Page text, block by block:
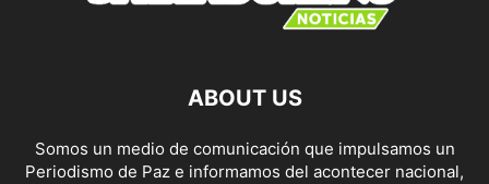
ABOUT US
Somos un medio de comunicación que impulsamos un
Periodismo de Paz e informamos del acontecer nacional,